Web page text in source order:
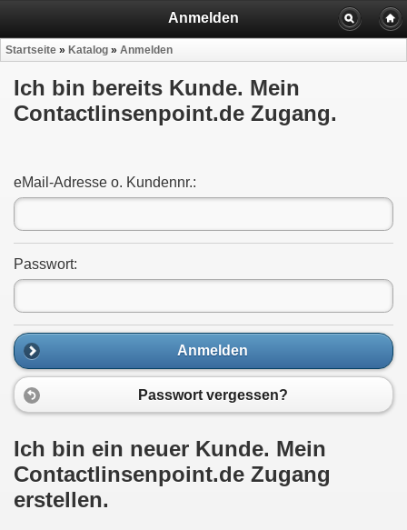
Anmelden
Startseite » Katalog » Anmelden
Ich bin bereits Kunde. Mein
Contactlinsenpoint.de Zugang.
eMail-Adresse o. Kundennr.:
Passwort:
Anmelden
Passwort vergessen?
Ich bin ein neuer Kunde. Mein
Contactlinsenpoint.de Zugang
erstellen.